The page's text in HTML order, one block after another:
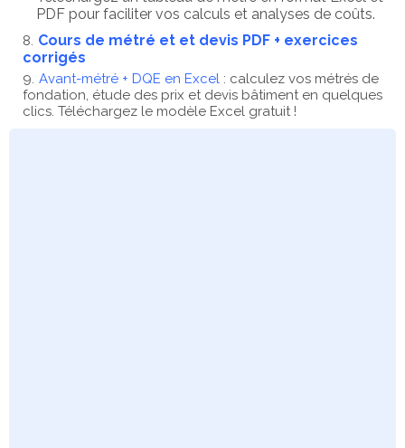
PDF pour faciliter vos calculs et analyses de coûts.
Cours de métré et et devis PDF + exercices
corrigés
Avant-métré + DQE en Excel : calculez vos métrés de
fondation, étude des prix et devis bâtiment en quelques
clics. Téléchargez le modèle Excel gratuit !